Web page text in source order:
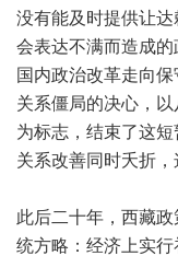
没有能及时提供让
会表达不满而造成的
国内政治改革走向
关系僵局的决心，
为标志，结束了这
关系改善同时夭折，
此后二十年，西藏政
统方略：经济上实